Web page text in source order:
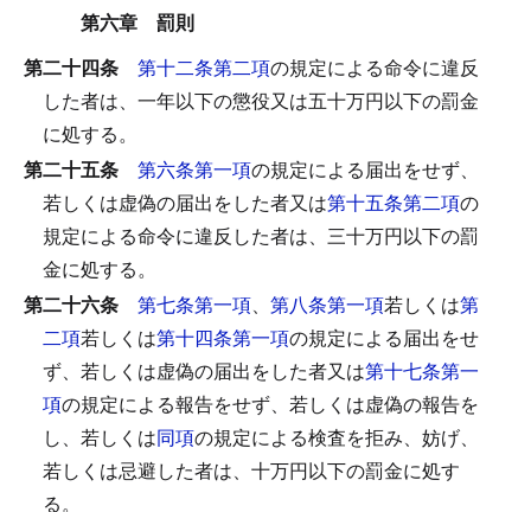
第六章 罰則
第二十四条 第十二条第二項の規定による命令に違反
した者は、一年以下の懲役又は五十万円以下の罰金
に処する。
第二十五条 第六条第一項の規定による届出をせず、
若しくは虚偽の届出をした者又は第十五条第二項の
規定による命令に違反した者は、三十万円以下の罰
金に処する。
第二十六条 第七条第一項、 第八条第一項若しくは第
二項若しくは第十四条第一項の規定による届出をせ
ず、若しくは虚偽の届出をした者又は第十七条第一
項の規定による報告をせず、若しくは虚偽の報告を
し、若しくは同項の規定による検査を拒み、妨げ、
若しくは忌避した者は、十万円以下の罰金に処す
る。